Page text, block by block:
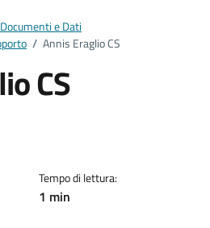
Documenti e Dati
/ Annis Eraglio CS
CS
Tempo di lettura:
1 min